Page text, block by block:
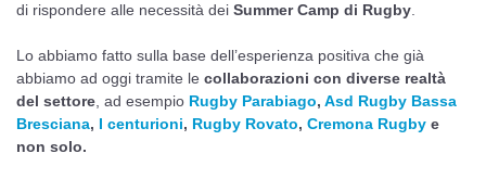
di rispondere alle necessità dei Summer Camp di Rugby
Lo abbiamo fatto sulla base dell’esperienza positiva che già
abbiamo ad oggi tramite le collaborazioni con diverse realtà
del settore , ad esempio Rugby Parabiago, Asd Rugby Bassa
Bresciana, I centurioni, Rugby Rovato, Cremona Rugby e
non solo.